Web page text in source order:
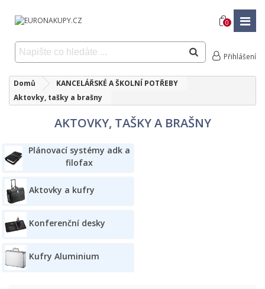
0
Přihlášení
Domů
KANCELÁŘSKÉ A ŠKOLNÍ POTŘEBY
Aktovky, tašky a brašny
AKTOVKY, TAŠKY A BRAŠNY
Plánovací systémy adk a
filofax
Aktovky a kufry
Konferenční desky
Kufry Aluminium